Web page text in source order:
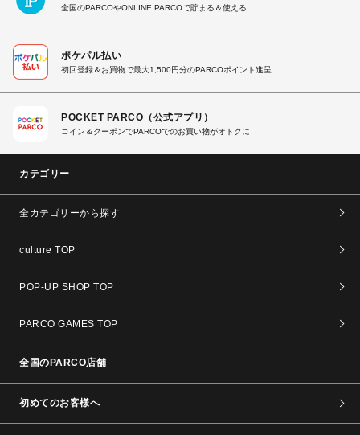
全国のPARCOやONLINE PARCOで貯まる＆使える
ポケパル払い
初回登録＆お買物で最大1,500円分のPARCOポイント進呈
POCKET PARCO（公式アプリ）
コイン＆クーポンでPARCOでのお買い物がオトクに
カテゴリー
全カテゴリーから探す
culture TOP
POP-UP SHOP TOP
PARCO GAMES TOP
全国のPARCO店舗
初めてのお客様へ